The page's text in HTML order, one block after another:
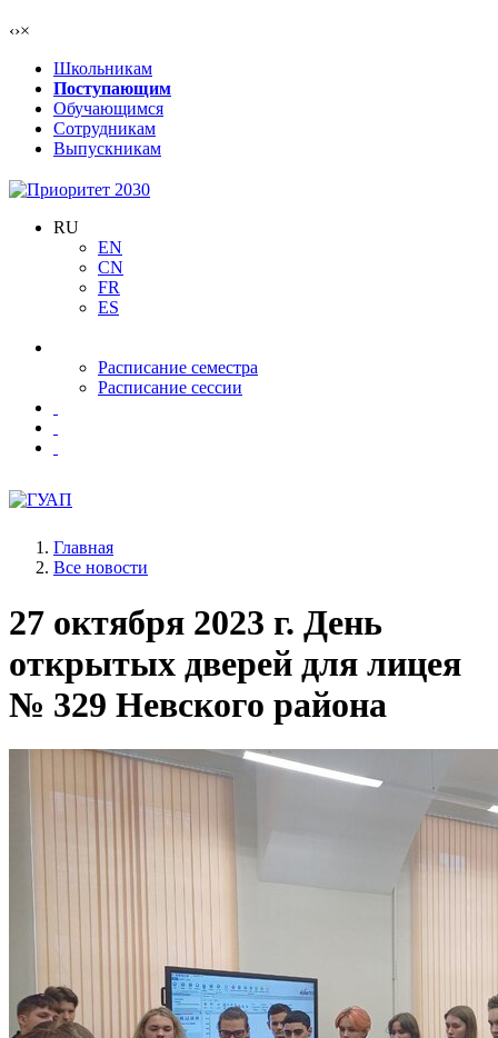
‹›×
Школьникам
Поступающим
Обучающимся
Сотрудникам
Выпускникам
RU
EN
CN
FR
ES
Расписание семестра
Расписание сессии
Главная
Все новости
27 октября 2023 г. День
открытых дверей для лицея
№ 329 Невского района